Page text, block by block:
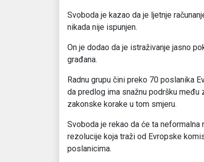
Svoboda je kazao da je ljetnje
nikada nije ispunjen.
On je dodao da je istraživanje jasno
građana.
Radnu grupu čini preko 70 poslanika
da predlog ima snažnu podršku među
zakonske korake u tom smjeru.
Svoboda je rekao da će ta neformalna
rezolucije koja traži od Evropske
poslanicima.